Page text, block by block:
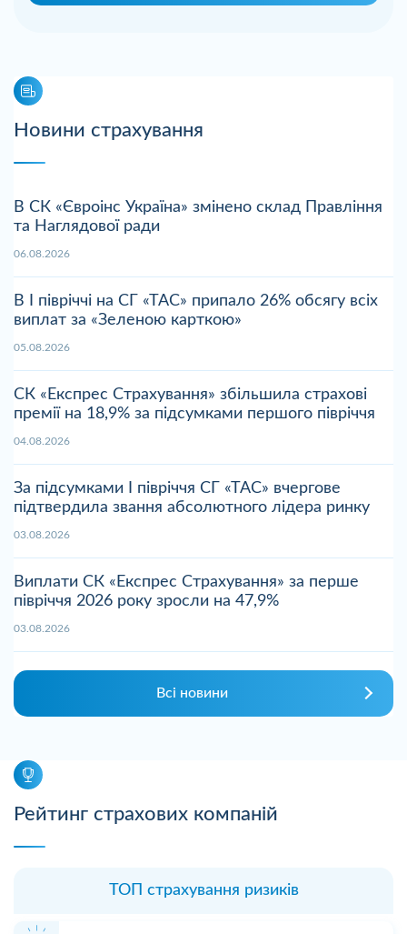
Новини страхування
В СК «Євроінс Україна» змінено склад Правління
та Наглядової ради
06.08.2026
В І півріччі на СГ «ТАС» припало 26% обсягу всіх
виплат за «Зеленою карткою»
05.08.2026
СК «Експрес Страхування» збільшила страхові
премії на 18,9% за підсумками першого півріччя
04.08.2026
За підсумками І півріччя СГ «ТАС» вчергове
підтвердила звання абсолютного лідера ринку
03.08.2026
Виплати СК «Експрес Страхування» за перше
півріччя 2026 року зросли на 47,9%
03.08.2026
Всі новини
Рейтинг страхових компаній
ТОП страхування ризиків